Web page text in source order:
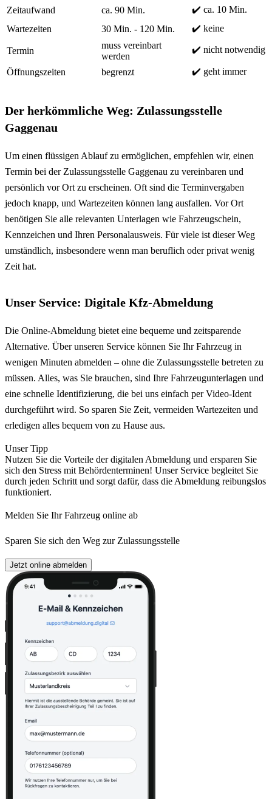
Zeitaufwand ca. 90 Min.
✔️ ca. 10 Min.
Wartezeiten
30 Min. - 120 Min. ✔️ keine
Termin
muss vereinbart
werden
✔️ nicht notwendig
Öffnungszeiten begrenzt ✔️ geht immer
Der herkömmliche Weg: Zulassungsstelle
Gaggenau
Um einen flüssigen Ablauf zu ermöglichen, empfehlen wir, einen
Termin bei der Zulassungsstelle Gaggenau zu vereinbaren und
persönlich vor Ort zu erscheinen. Oft sind die Terminvergaben
jedoch knapp, und Wartezeiten können lang ausfallen. Vor Ort
benötigen Sie alle relevanten Unterlagen wie Fahrzeugschein,
Kennzeichen und Ihren Personalausweis. Für viele ist dieser Weg
umständlich, insbesondere wenn man beruflich oder privat wenig
Zeit hat.
Unser Service: Digitale Kfz-Abmeldung
Die Online-Abmeldung bietet eine bequeme und zeitsparende
Alternative. Über unseren Service können Sie Ihr Fahrzeug in
wenigen Minuten abmelden – ohne die Zulassungsstelle betreten zu
müssen. Alles, was Sie brauchen, sind Ihre Fahrzeugunterlagen und
eine schnelle Identifizierung, die bei uns einfach per Video-Ident
durchgeführt wird. So sparen Sie Zeit, vermeiden Wartezeiten und
erledigen alles bequem von zu Hause aus.
Unser Tipp
Nutzen Sie die Vorteile der digitalen Abmeldung und ersparen Sie
sich den Stress mit Behördenterminen! Unser Service begleitet Sie
durch jeden Schritt und sorgt dafür, dass die Abmeldung reibungslos
funktioniert.
Melden Sie Ihr Fahrzeug online ab
Sparen Sie sich den Weg zur Zulassungsstelle
Jetzt online abmelden